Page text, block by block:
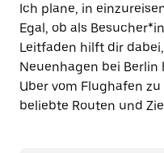
Ich plane, in
Egal, ob als
Leitfaden hilft dir
Neuenhagen bei Berlin
Uber vom Flughafen
beliebte Routen und